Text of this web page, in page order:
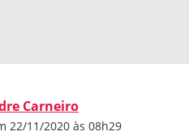
Carneiro
22/11/2020 às 08h29